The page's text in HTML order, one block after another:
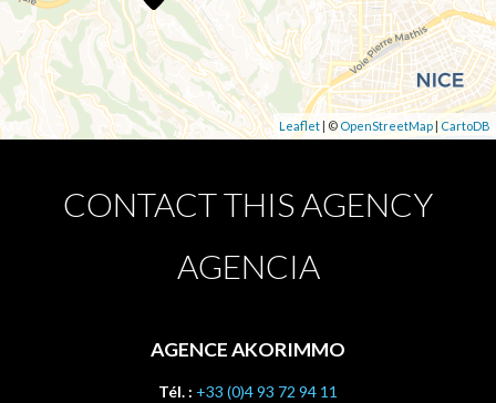
Leaflet| © OpenStreetMap| CartoDB
CONTACT THIS AGENCY
AGENCIA
AGENCE AKORIMMO
Tél. : +33 (0)4 93 72 94 11